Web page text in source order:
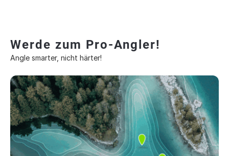
Werde zum Pro-Angler!
Angle smarter, nicht härter!